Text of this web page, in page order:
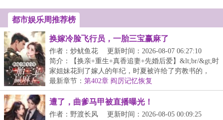
都市娱乐周推荐榜
换嫁冷脸飞行员，一胎三宝赢麻了
作者：炒鱿鱼花
更新时间：2026-08-07 06:27:10
简介：【换亲+重生+真香追妻+先婚后爱】&lt;br/&gt;时
家姐妹花到了嫁人的年纪，时夏被许给了穷教书的，
而...
最新章节： 第402章 阎厉记忆恢复
遭了，曲爹马甲被直播曝光！
作者：野渡长风
更新时间：2026-08-05 00:09:25